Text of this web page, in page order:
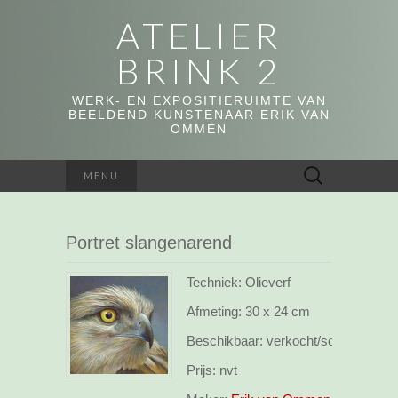
ATELIER
BRINK 2
WERK- EN EXPOSITIERUIMTE VAN
BEELDEND KUNSTENAAR ERIK VAN
OMMEN
MENU
Zoeken
naar:
Portret slangenarend
Techniek: Olieverf
Afmeting: 30 x 24 cm
Beschikbaar: verkocht/sold
Prijs: nvt